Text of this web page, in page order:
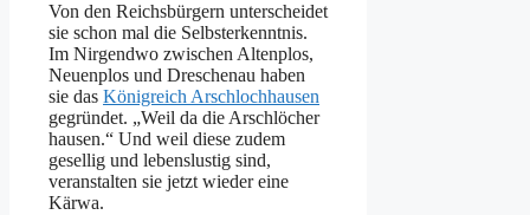
Von den Reichsbürgern unterscheidet
sie schon mal die Selbsterkenntnis.
Im Nirgendwo zwischen Altenplos,
Neuenplos und Dreschenau haben
sie das Königreich Arschlochhausen
gegründet. „Weil da die Arschlöcher
hausen.“ Und weil diese zudem
gesellig und lebenslustig sind,
veranstalten sie jetzt wieder eine
Kärwa.